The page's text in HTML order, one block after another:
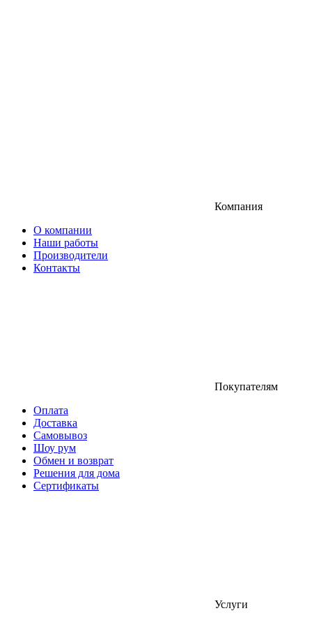
Компания
О компании
Наши работы
Производители
Контакты
Покупателям
Оплата
Доставка
Самовывоз
Шоу рум
Обмен и возврат
Решения для дома
Сертификаты
Услуги